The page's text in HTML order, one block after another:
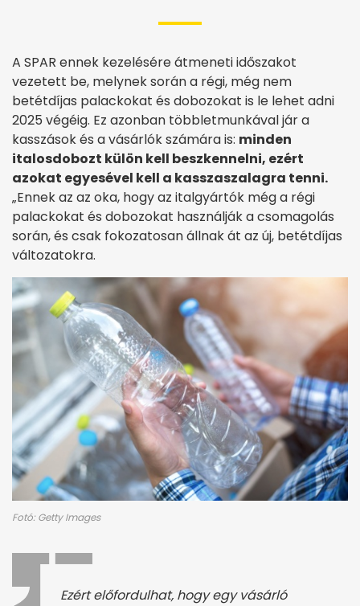
A SPAR ennek kezelésére átmeneti időszakot
vezetett be, melynek során a régi, még nem
betétdíjas palackokat és dobozokat is le lehet adni
2025 végéig. Ez azonban többletmunkával jár a
kasszások és a vásárlók számára is: minden
italosdobozt külön kell beszkennelni, ezért
azokat egyesével kell a kasszaszalagra tenni.
„Ennek az az oka, hogy az italgyártók még a régi
palackokat és dobozokat használják a csomagolás
során, és csak fokozatosan állnak át az új, betétdíjas
változatokra.
Fotó: Getty Images
Ezért előfordulhat, hogy egy vásárló